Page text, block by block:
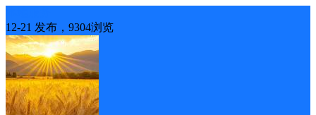
12-21 发布，9304浏览